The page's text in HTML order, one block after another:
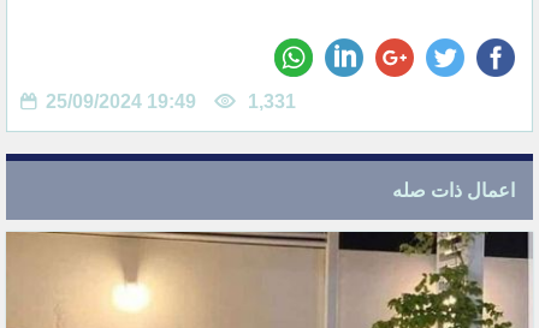
25/09/2024 19:49 1,331
اعمال ذات صله